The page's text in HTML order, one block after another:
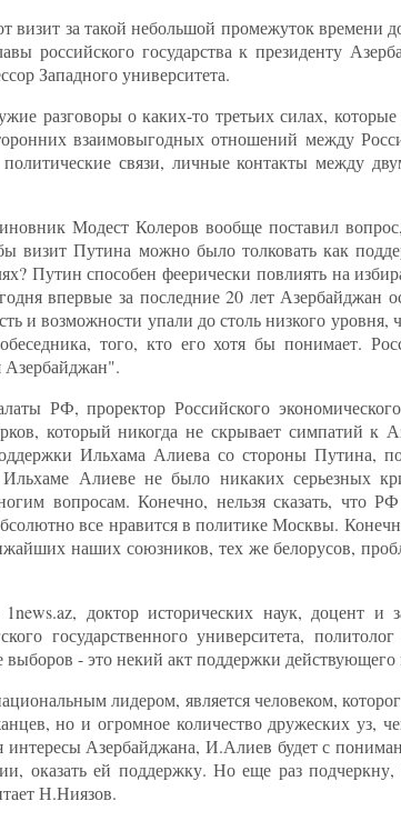
визит за такой небольшой промежуток времени
российского государства к президенту
Западного университета.
разговоры о каких-то третьих силах,
взаимовыгодных отношений между
связи, личные контакты между
Модест Колеров вообще поставил
визит Путина можно было толковать как
Путин способен феерически повлиять на
впервые за последние 20 лет Азербайджан
и возможности упали до столь низкого уровня,
того, кто его хотя бы понимает.
Азербайджан".
РФ, проректор Российского
который никогда не скрывает симпатий к
Ильхама Алиева со стороны Путина,
Алиеве не было никаких серьезных
вопросам. Конечно, нельзя сказать, что
все нравится в политике Москвы.
наших союзников, тех же белорусов,
доктор исторических наук, доцент и
государственного университета,
- это некий акт поддержки
лидером, является человеком,
но и огромное количество дружеских уз,
интересы Азербайджана, И.Алиев будет с
оказать ей поддержку. Но еще раз
Н.Ниязов.